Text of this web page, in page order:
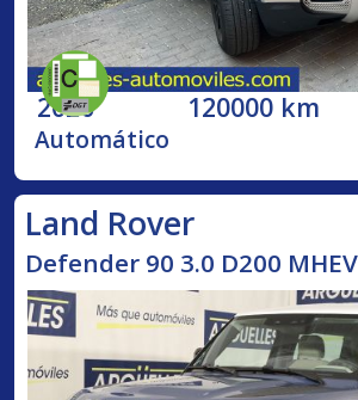
2020 120000 km
Automático
Land Rover
Defender 90 3.0 D200